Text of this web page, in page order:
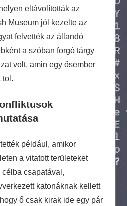
eltávolították az
Museum jól kezelte az
felvették az állandó
a szóban forgó tárgy
volt, amin egy ősember
tol.
például, amikor
a vitatott területeket
csapatával,
katonáknak kellett
ő csak kirak ide egy pár